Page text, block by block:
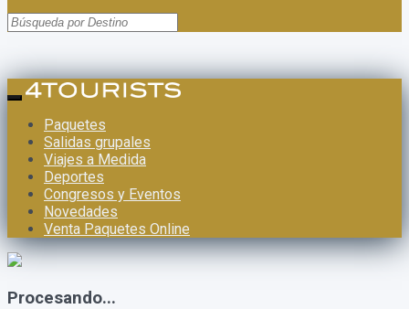
Paquetes
Salidas grupales
Viajes a Medida
Deportes
Congresos y Eventos
Novedades
Venta Paquetes Online
Procesando...